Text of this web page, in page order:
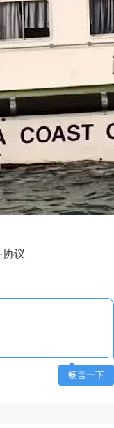
议
畅言一下